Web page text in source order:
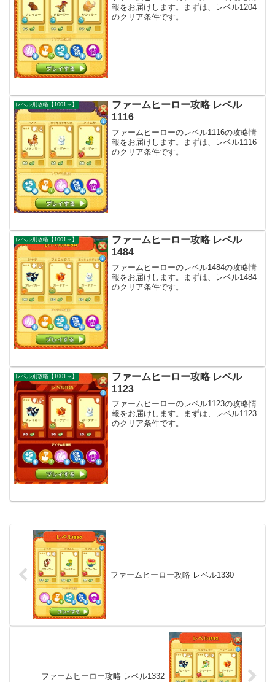
報をお届けします。まずは、レベル1204
のクリア条件です。
レベル別攻略【1001～】
ファームヒーロー攻略 レベル
1116
ファームヒーローのレベル1116の攻略情
報をお届けします。まずは、レベル1116
のクリア条件です。
レベル別攻略【1001～】
ファームヒーロー攻略 レベル
1484
ファームヒーローのレベル1484の攻略情
報をお届けします。まずは、レベル1484
のクリア条件です。
レベル別攻略【1001～】
ファームヒーロー攻略 レベル
1123
ファームヒーローのレベル1123の攻略情
報をお届けします。まずは、レベル1123
のクリア条件です。
ファームヒーロー攻略 レベル1330
ファームヒーロー攻略 レベル1332